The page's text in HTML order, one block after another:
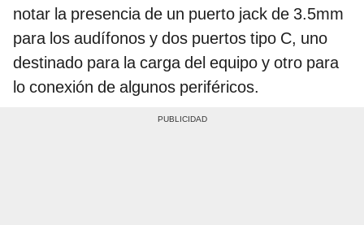
notar la presencia de un puerto jack de 3.5mm
para los audífonos y dos puertos tipo C, uno
destinado para la carga del equipo y otro para
lo conexión de algunos periféricos.